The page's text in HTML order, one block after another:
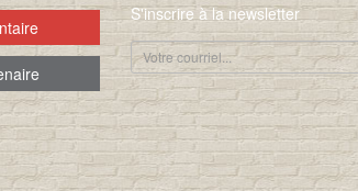
S'inscrire à la newsletter